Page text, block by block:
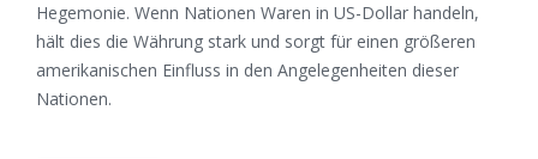
Hegemonie. Wenn Nationen Waren in US-Dollar handeln,
hält dies die Währung stark und sorgt für einen größeren
amerikanischen Einfluss in den Angelegenheiten dieser
Nationen.